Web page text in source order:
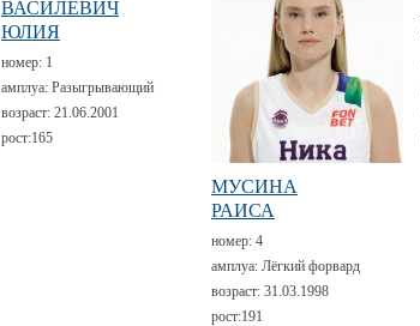
ВАСИЛЕВИЧ
ЮЛИЯ
номер: 1
амплуа: Разыгрывающий
возраст: 21.06.2001
рост:165
МУСИНА
РАИСА
номер: 4
амплуа: Лёгкий форвард
возраст: 31.03.1998
рост:191